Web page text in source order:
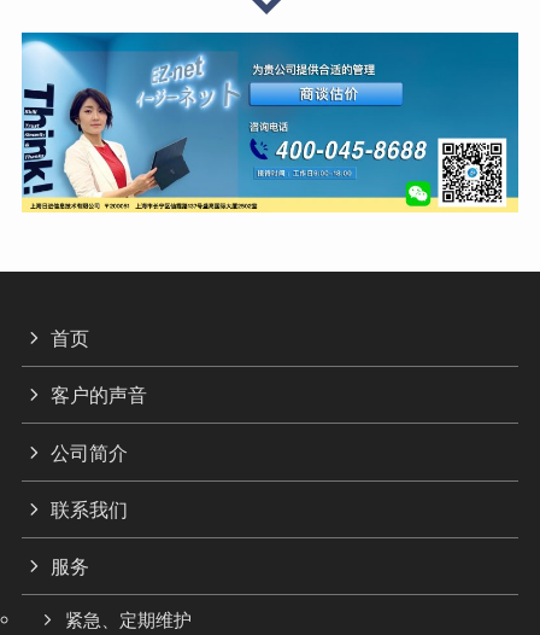
首页
客户的声音
公司简介
联系我们
服务
紧急、定期维护